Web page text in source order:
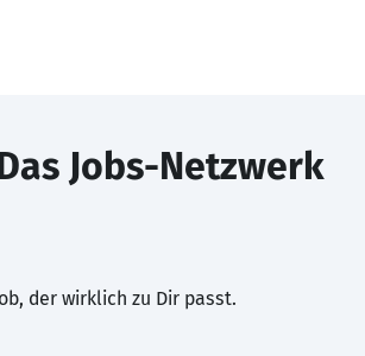
Jobs-Netzwerk
der wirklich zu Dir passt.